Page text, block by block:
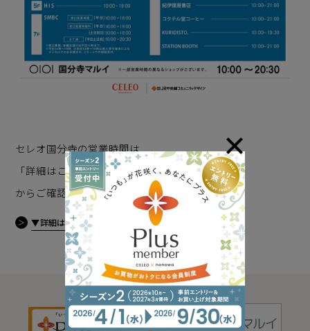
セレオ国分寺の営業時間は
「詳細はこちら」
からご確認ください。
▼詳細はこちら